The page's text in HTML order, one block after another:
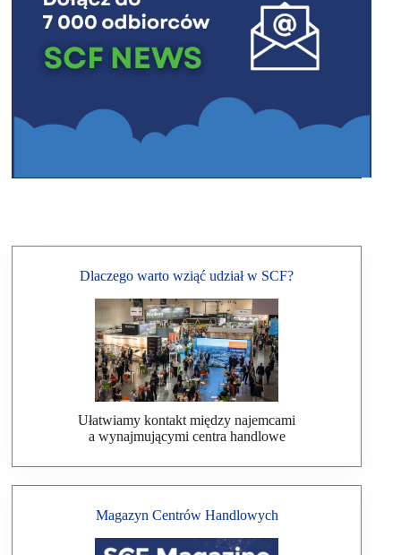
Dlaczego warto wziąć udział w SCF?
Ułatwiamy kontakt między najemcami
a wynajmującymi centra handlowe
Magazyn Centrów Handlowych